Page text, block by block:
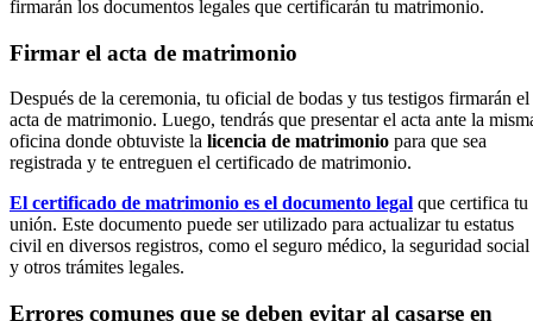
firmarán los documentos legales que certificarán tu matrimonio.
Firmar el acta de matrimonio
Después de la ceremonia, tu oficial de bodas y tus testigos firmarán el
acta de matrimonio. Luego, tendrás que presentar el acta ante la
oficina donde obtuviste la licencia de matrimonio para que sea
registrada y te entreguen el certificado de matrimonio.
El certificado de matrimonio es el documento legal que certifica tu
unión. Este documento puede ser utilizado para actualizar tu estatus
civil en diversos registros, como el seguro médico, la seguridad social
y otros trámites legales.
Errores comunes que se deben evitar al casarse en